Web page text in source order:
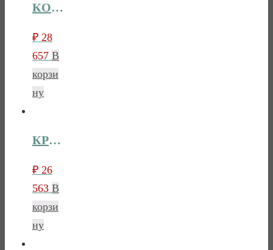
КОМОД ГМ 8074
₽ 28
657 В
корзи
ну
КРОВАТЬ ГМ 8072
₽ 26
563 В
корзи
ну